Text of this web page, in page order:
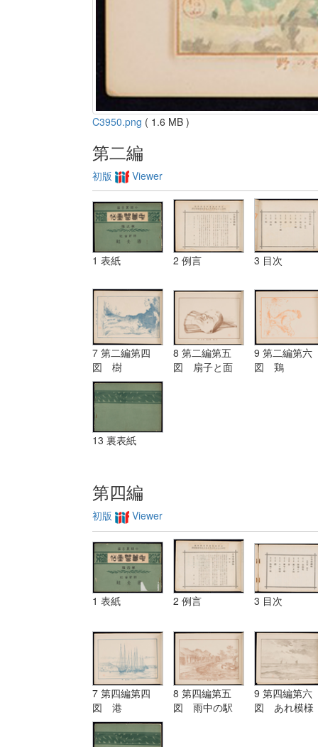
C3950.png ( 1.6 MB )
第二編
初版 Viewer
1 表紙 2 例言 3 目次
7 第二編第四
図 樹
8 第二編第五
図 扇子と面
9 第二編第六
図 鶏
13 裏表紙
第四編
初版 Viewer
1 表紙 2 例言 3 目次
7 第四編第四
図 港
8 第四編第五
図 雨中の駅
9 第四編第六
図 あれ模様